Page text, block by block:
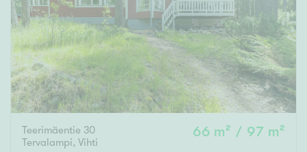
Teerimäentie 30
Tervalampi, Vihti
66 m² / 97 m²